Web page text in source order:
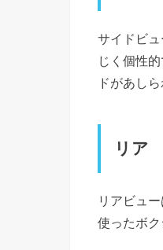
サイドビ
じく個性
ドがあし
リア
リアビュ
使ったボ